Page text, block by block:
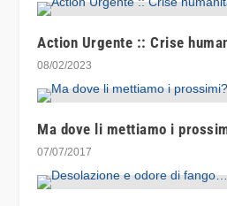
Action Urgente :: Crise
08/02/2023
Ma dove li mettiamo i
07/07/2017